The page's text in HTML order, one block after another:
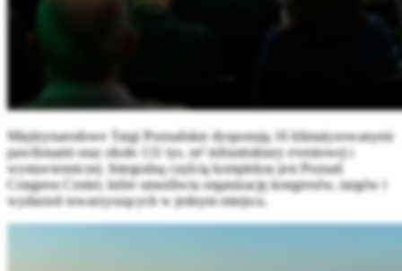
Międzynarodowe Targi Poznańskie dysponują 16 klimatyzowanymi
pawilonami oraz około 131 tys. m² infrastruktury eventowej i
wystawienniczej. Integralną częścią kompleksu jest Poznań
Congress Center, które umożliwia organizację kongresów, targów i
wydarzeń towarzyszących w jednym miejscu.